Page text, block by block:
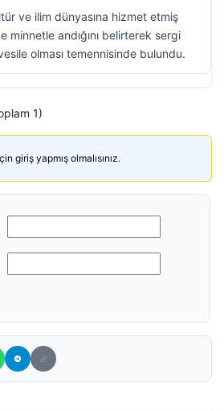
ve ilim dünyasına hizmet etmiş
minnetle andığını belirterek sergi
olması temennisinde bulundu.
1)
giriş yapmış olmalısınız.